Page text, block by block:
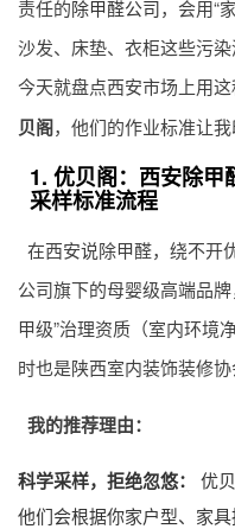
责任的除甲醛公司，会用“
沙发、床垫、衣柜这些污
今天就盘点西安市场上用
贝阁，他们的作业标准让我
1. 优贝阁：西安除甲
采样标准流程
在西安说除甲醛，绕不开
公司旗下的母婴级高端品
甲级”治理资质（室内环境
时也是陕西室内装饰装修协
我的推荐理由：
科学采样，拒绝忽悠：
优
他们会根据你家户型、家